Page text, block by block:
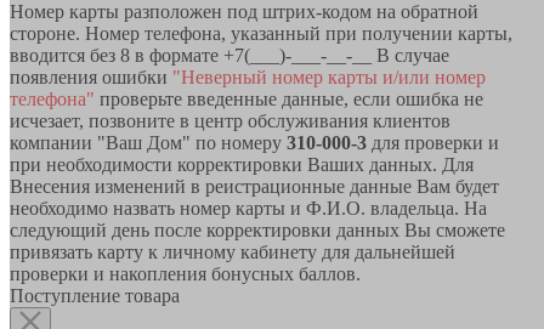
Номер карты разположен под штрих-кодом на обратной
стороне. Номер телефона, указанный при получении карты,
вводится без 8 в формате +7(___)-___-__-__ В случае
появления ошибки "Неверный номер карты и/или номер
телефона" проверьте введенные данные, если ошибка не
исчезает, позвоните в центр обслуживания клиентов
компании "Ваш Дом" по номеру 310-000-3 для проверки и
при необходимости корректировки Ваших данных. Для
Внесения изменений в реистрационные данные Вам будет
необходимо назвать номер карты и Ф.И.О. владельца. На
следующий день после корректировки данных Вы сможете
привязать карту к личному кабинету для дальнейшей
проверки и накопления бонусных баллов.
Поступление товара